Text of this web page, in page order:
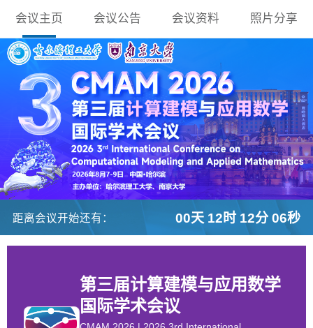
会议主页 会议公告 会议资料 照片分享
距离会议开始还有： 00天 12时 12分 05秒
第三届计算建模与应用数学
国际学术会议